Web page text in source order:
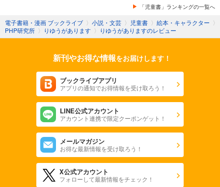
「児童書」ランキングの一覧へ
電子書籍・漫画 ブックライブ 〉 小説・文芸 〉 児童書 〉 絵本・キャラクター 〉
PHP研究所 〉 りゆうがあります 〉 りゆうがありますのレビュー
新刊やお得な情報をお届けします！
ブックライブアプリ
アプリの通知でお得情報を受け取ろう！
LINE公式アカウント
アカウント連携で限定クーポンゲット！
メールマガジン
お得な最新情報を受け取ろう！
X公式アカウント
フォローして最新情報をチェック！